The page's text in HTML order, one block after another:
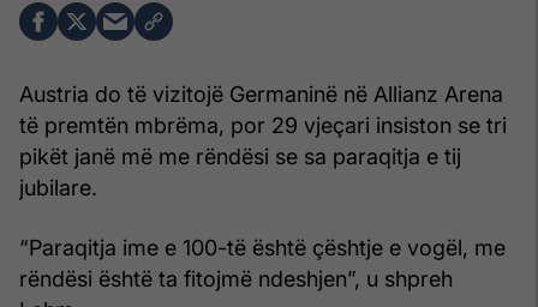
Austria do të vizitojë Germaninë në Allianz Arena
të premtën mbrëma, por 29 vjeçari insiston se tri
pikët janë më me rëndësi se sa paraqitja e tij
jubilare.
“Paraqitja ime e 100-të është çështje e vogël, me
rëndësi është ta fitojmë ndeshjen”, u shpreh